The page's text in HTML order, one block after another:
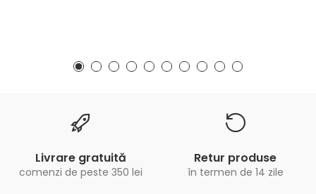
Livrare gratuită
comenzi de peste 350 lei
Retur produse
în termen de 14 zile